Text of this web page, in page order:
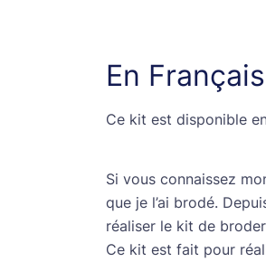
En Français
Ce kit est disponible
Si vous connaissez
que je l’ai brodé.
réaliser le kit de
Ce kit est fait pour